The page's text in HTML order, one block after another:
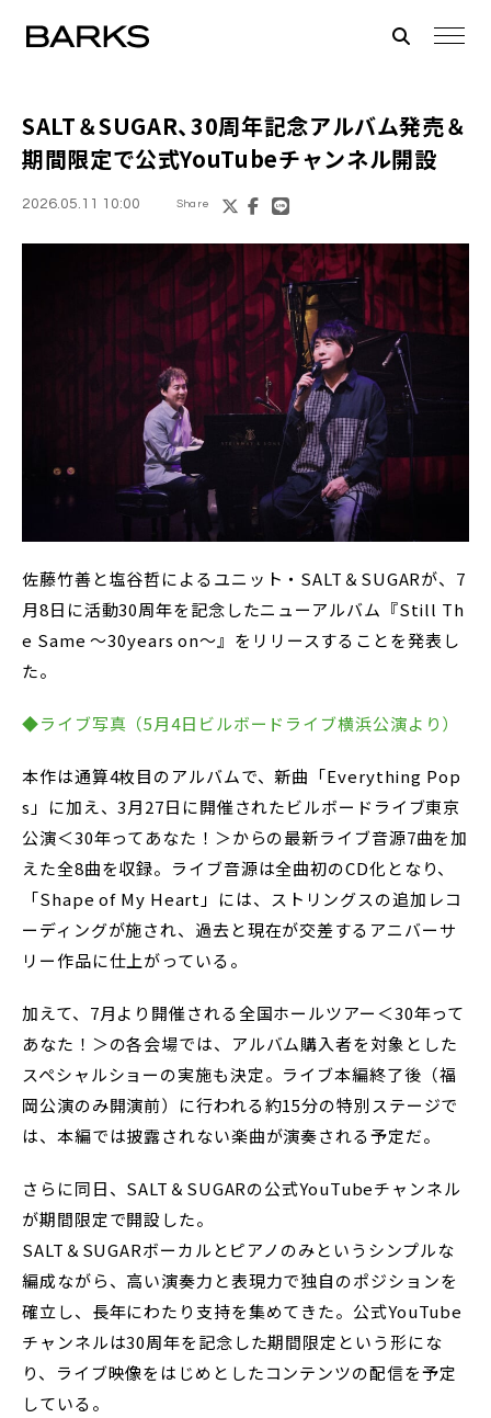
SALT＆SUGAR、30周年記念アルバム発売＆
期間限定で公式YouTubeチャンネル開設
2026.05.11 10:00 Share
佐藤竹善と塩谷哲によるユニット・SALT＆SUGARが、7
月8日に活動30周年を記念したニューアルバム『Still Th
e Same ～30years on～』をリリースすることを発表し
た。
◆ライブ写真（5月4日ビルボードライブ横浜公演より）
本作は通算4枚目のアルバムで、新曲「Everything Pop
s」に加え、3月27日に開催されたビルボードライブ東京
公演＜30年ってあなた！＞からの最新ライブ音源7曲を加
えた全8曲を収録。ライブ音源は全曲初のCD化となり、
「Shape of My Heart」には、ストリングスの追加レコ
ーディングが施され、過去と現在が交差するアニバーサ
リー作品に仕上がっている。
加えて、7月より開催される全国ホールツアー＜30年って
あなた！＞の各会場では、アルバム購入者を対象とした
スペシャルショーの実施も決定。ライブ本編終了後（福
岡公演のみ開演前）に行われる約15分の特別ステージで
は、本編では披露されない楽曲が演奏される予定だ。
さらに同日、SALT＆SUGARの公式YouTubeチャンネル
が期間限定で開設した。
SALT＆SUGARボーカルとピアノのみというシンプルな
編成ながら、高い演奏力と表現力で独自のポジションを
確立し、長年にわたり支持を集めてきた。公式YouTube
チャンネルは30周年を記念した期間限定という形にな
り、ライブ映像をはじめとしたコンテンツの配信を予定
している。